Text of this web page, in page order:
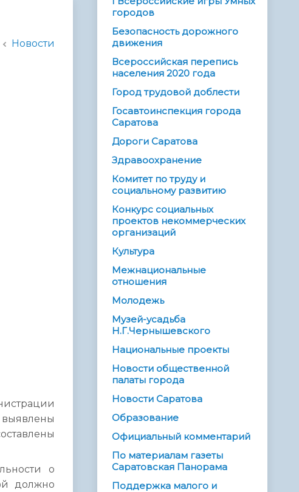
Новости
выявлены
о
должно
городов
Безопасность дорожного
движения
Всероссийская перепись
населения 2020 года
Город трудовой доблести
Госавтоинспекция города
Саратова
Дороги Саратова
Здравоохранение
Комитет по труду и
социальному развитию
Конкурс социальных
проектов некоммерческих
организаций
Культура
Межнациональные
отношения
Молодежь
Музей-усадьба
Н.Г.Чернышевского
Национальные проекты
Новости общественной
палаты города
Новости Саратова
Образование
Официальный комментарий
По материалам газеты
Саратовская Панорама
Поддержка малого и